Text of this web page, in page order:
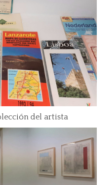
del artista